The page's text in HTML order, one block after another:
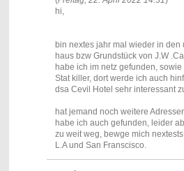
hi,
bin nextes jahr mal wieder in den
haus bzw Grundstück von J.W
habe ich im netz gefunden,
Stat killer, dort werde ich auch
dsa Cevil Hotel sehr interessant
hat jemand noch weitere
habe ich auch gefunden, leider
zu weit weg, bewge mich
L.A und San Franscisco.